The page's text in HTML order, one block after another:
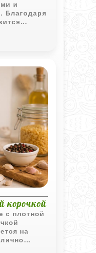
и
Благодаря
с
корочкой
с плотной
на